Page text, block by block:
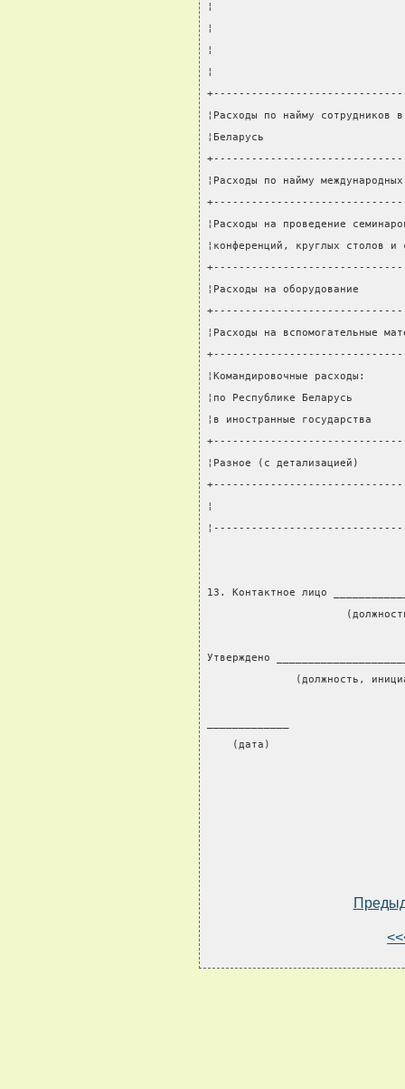
¦
¦
¦
¦
¦Расходы по найму
¦Беларусь
¦Расходы по найму
¦Расходы на проведение
¦конференций, круглых
¦Расходы на
¦Расходы на
¦Командировочные
¦по Республике
¦в иностранные
¦Разное (с
¦
13. Контактное лицо
Утверждено
(должность,
    (дата)